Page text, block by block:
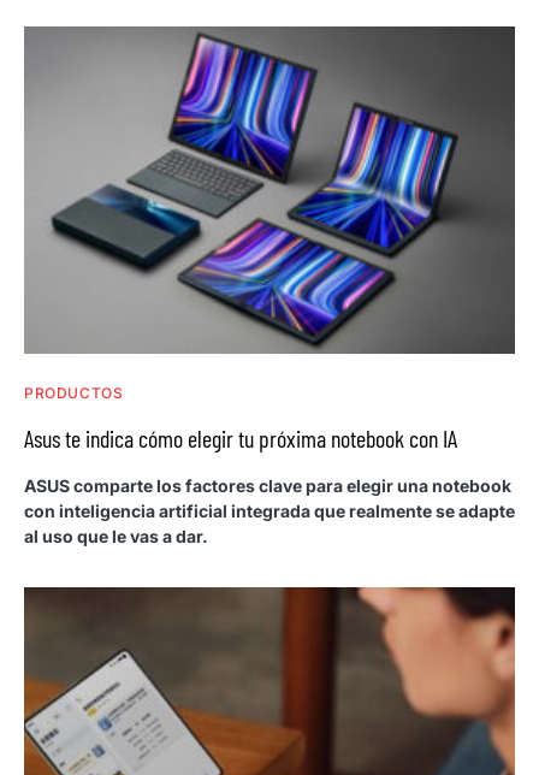
PRODUCTOS
Asus te indica cómo elegir tu próxima notebook con IA
ASUS comparte los factores clave para elegir una notebook
con inteligencia artificial integrada que realmente se adapte
al uso que le vas a dar.